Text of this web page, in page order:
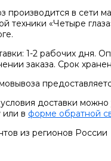
производится в сети
техники «Четыре
1-2 рабочих дня.
заказа. Срок
условия доставки
или в форме обратной
из регионов России